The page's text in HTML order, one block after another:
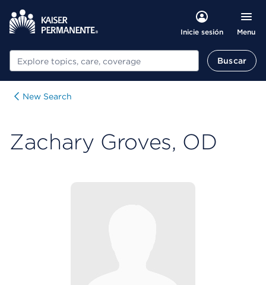
Inicie sesión Menu
Buscar Buscar
New Search
Zachary Groves, OD